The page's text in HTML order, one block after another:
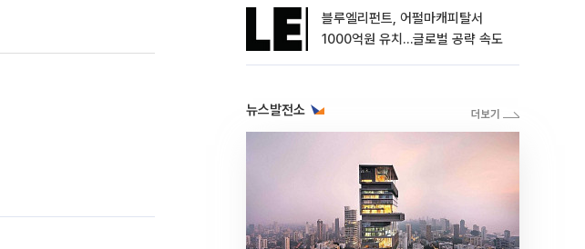
블루엘리펀트, 어펄마캐피탈서
1000억원 유치…글로벌 공략 속도
뉴스발전소